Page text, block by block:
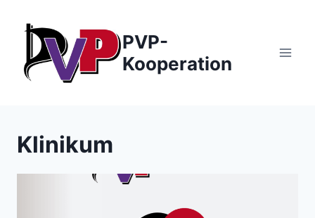
Inhalt
springen
PVP-
Kooperation
Klinikum